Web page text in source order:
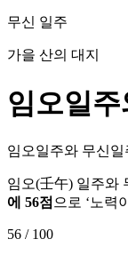
무신 일주
가을 산의 대지
임오일
임오일주와 무신
임오(壬午) 일주와
에 56점 으로 ‘노력
56 / 100